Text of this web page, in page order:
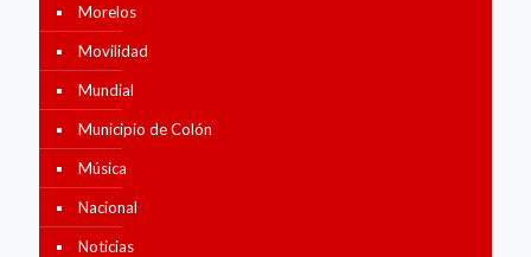
Morelos
Movilidad
Mundial
Municipio de Colón
Música
Nacional
Noticias